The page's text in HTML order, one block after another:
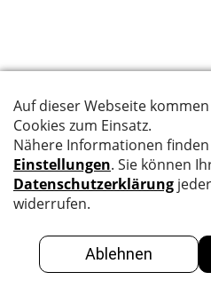
Suche
Kontakt
BBK